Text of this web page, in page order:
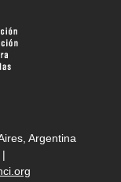
Argentina
|